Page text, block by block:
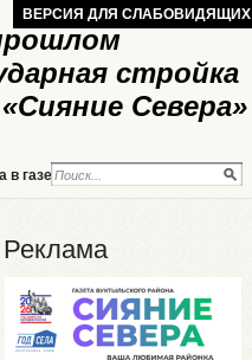
стройка
Севера»
ВЕРСИЯ ДЛЯ СЛАБОВИДЯЩИХ
в газете Реклама на сайте
Реклама